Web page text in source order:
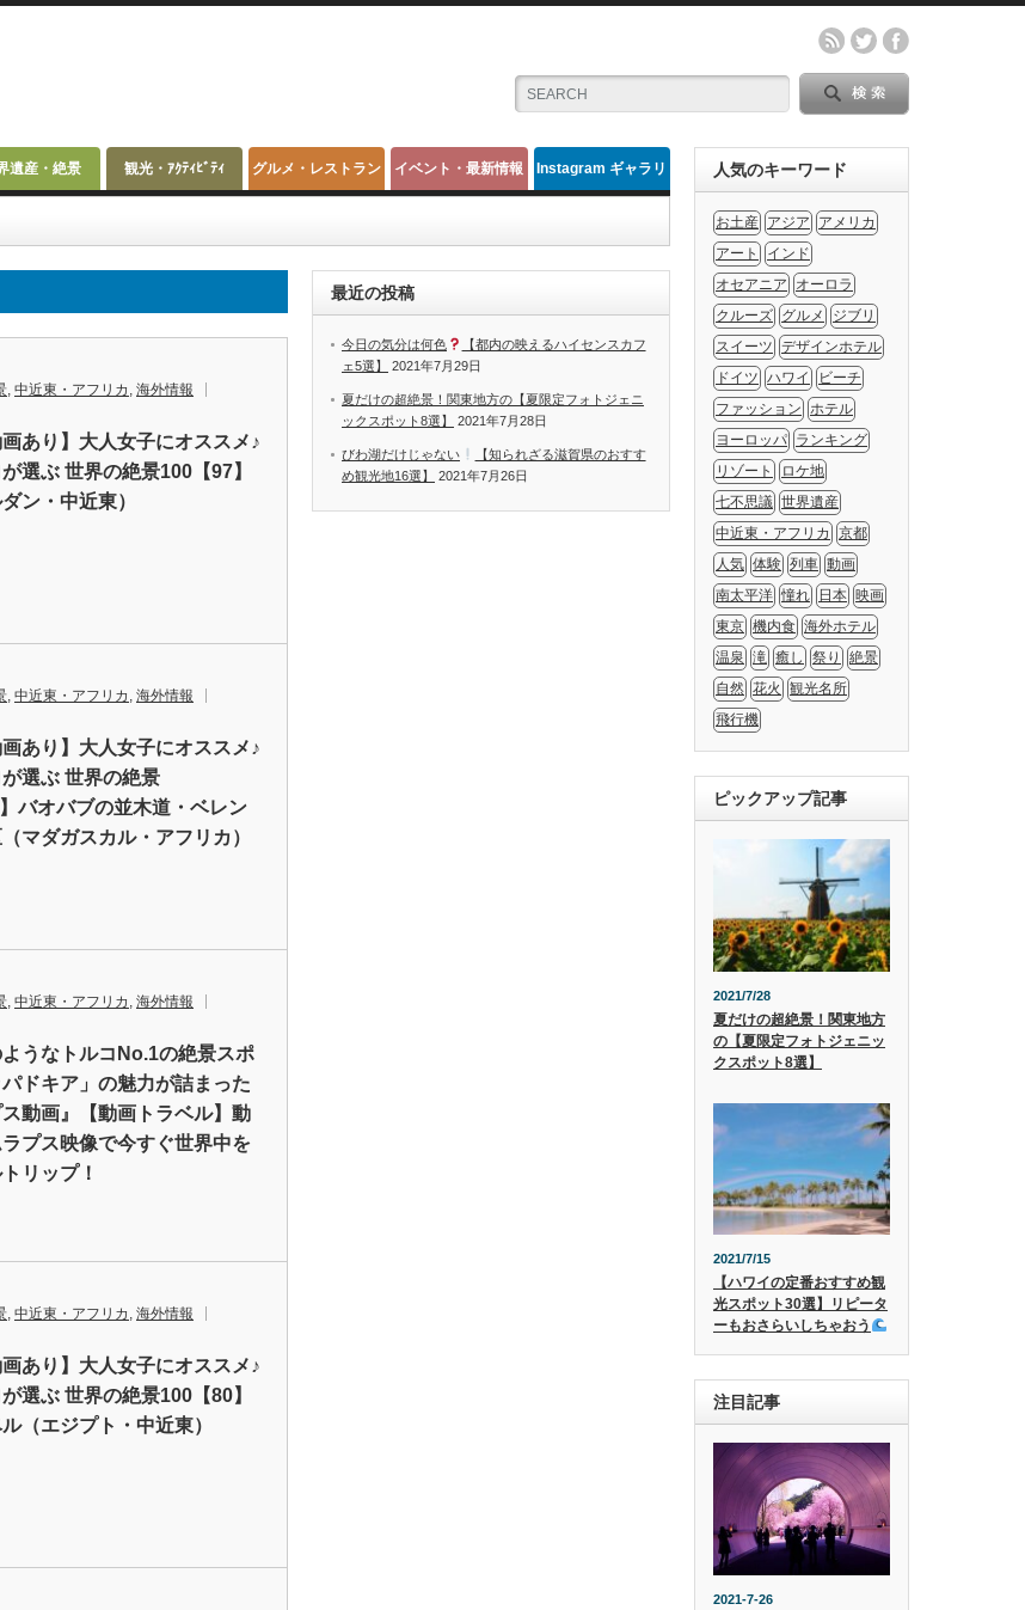
遺産・絶景 観光・ｱｸﾃｨﾋﾞﾃｨ グルメ・レストラン イベント・最新情報 Instagram ギャラリ
, 中近東・アフリカ , 海外情報
画あり】大人女子にオススメ♪
選ぶ 世界の絶景100【97】
ン・中近東）
, 中近東・アフリカ , 海外情報
画あり】大人女子にオススメ♪
選ぶ 世界の絶景
バオバブの並木道・ベレン
マダガスカル・アフリカ）
, 中近東・アフリカ , 海外情報
ようなトルコNo.1の絶景スポ
ドキア」の魅力が詰まった
動画』【動画トラベル】動
プス映像で今すぐ世界中を
リップ！
, 中近東・アフリカ , 海外情報
画あり】大人女子にオススメ♪
選ぶ 世界の絶景100【80】
（エジプト・中近東）
最近の投稿
今日の気分は何色
【都内の映えるハイセンスカフ
ェ5選】
2021年7月29日
夏だけの超絶景！関東地方の【夏限定フォトジェニ
ックスポット8選】
2021年7月28日
びわ湖だけじゃない
【知られざる滋賀県のおすす
め観光地16選】
2021年7月26日
人気のキーワード
お土産 アジア
アメリカ
アート
インド
オセアニア
オーロラ
クルーズ グルメ
ジブリ
スイーツ デザインホテル
ドイツ ハワイ
ビーチ
ファッション ホテル
ヨーロッパ ランキング
リゾート
ロケ地
七不思議 世界遺産
中近東・アフリカ
京都
人気 体験 列車 動画
南太平洋 憧れ 日本 映画
東京 機内食 海外ホテル
温泉 滝 癒し 祭り
絶景
自然 花火
観光名所
飛行機
ピックアップ記事
2021/7/28
夏だけの超絶景！関東地方
の【夏限定フォトジェニッ
クスポット8選】
2021/7/15
【ハワイの定番おすすめ観
光スポット30選】リピータ
ーもおさらいしちゃおう
注目記事
2021-7-26